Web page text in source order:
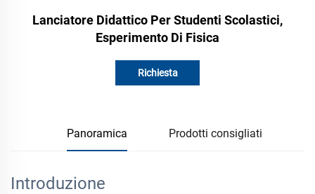
Lanciatore Didattico Per Studenti Scolastici,
Esperimento Di Fisica
Richiesta
Panoramica Prodotti consigliati
Introduzione